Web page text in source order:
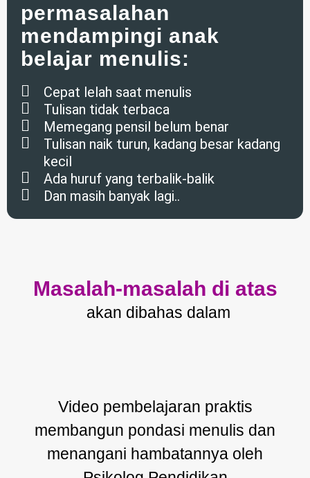
permasalahan
mendampingi anak
belajar menulis:
Cepat lelah saat menulis
Tulisan tidak terbaca
Memegang pensil belum benar
Tulisan naik turun, kadang besar kadang
kecil
Ada huruf yang terbalik-balik
Dan masih banyak lagi..
Masalah-masalah di atas
akan dibahas dalam
Video pembelajaran praktis
membangun pondasi menulis dan
menangani hambatannya oleh